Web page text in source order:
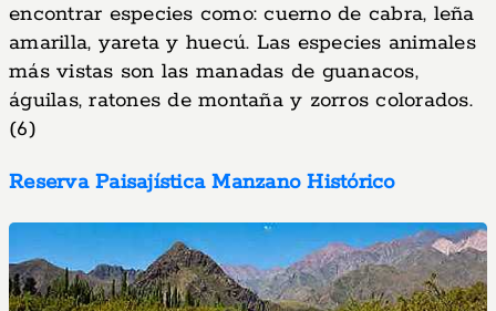
encontrar especies como: cuerno de cabra, leña
amarilla, yareta y huecú. Las especies animales
más vistas son las manadas de guanacos,
águilas, ratones de montaña y zorros colorados.
(6)
Reserva Paisajística Manzano Histórico